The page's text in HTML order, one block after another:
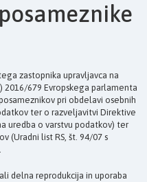
zastopnika upravljavca na
2016/679 Evropskega parlamenta
pri obdelavi osebnih
ter o razveljavitvi Direktive
uredba o varstvu podatkov) ter
(Uradni list RS, št. 94/07 s
delna reprodukcija in uporaba